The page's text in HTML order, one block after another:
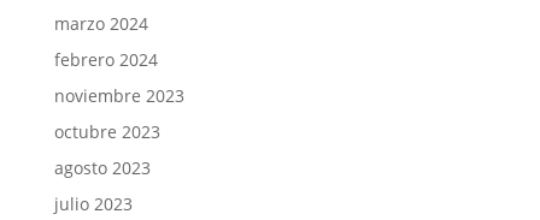
marzo 2024
febrero 2024
noviembre 2023
octubre 2023
agosto 2023
julio 2023